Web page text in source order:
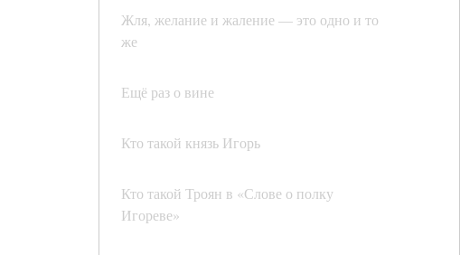
Жля, желание и жаление — это одно и то
же
Ещё раз о вине
Кто такой князь Игорь
Кто такой Троян в «Слове о полку
Игореве»